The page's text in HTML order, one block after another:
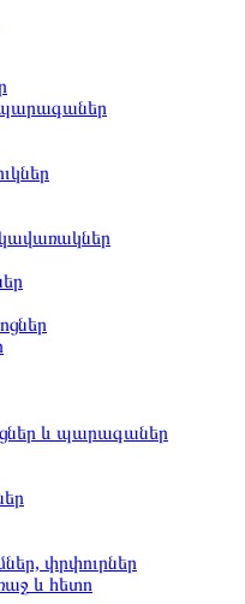
և պարագաներ
փրփուրներ
և հետո